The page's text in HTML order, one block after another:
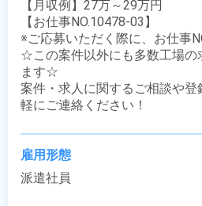
【月収例】27万～29万円
【お仕事NO.10478-03】
※ご応募いただく際に、お仕事
☆この案件以外にも多数工場の
ます☆
案件・求人に関するご相談や
軽にご連絡ください！
雇用形態
派遣社員